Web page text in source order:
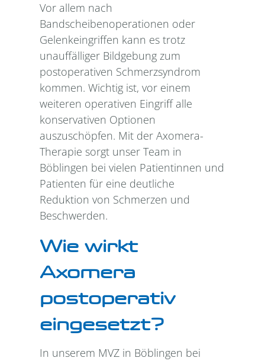
Vor allem nach
Bandscheibenoperationen oder
Gelenkeingriffen kann es trotz
unauffälliger Bildgebung zum
postoperativen Schmerzsyndrom
kommen. Wichtig ist, vor einem
weiteren operativen Eingriff alle
konservativen Optionen
auszuschöpfen. Mit der Axomera-
Therapie sorgt unser Team in
Böblingen bei vielen Patientinnen und
Patienten für eine deutliche
Reduktion von Schmerzen und
Beschwerden.
Wie wirkt
Axomera
postoperativ
eingesetzt?
In unserem MVZ in Böblingen bei